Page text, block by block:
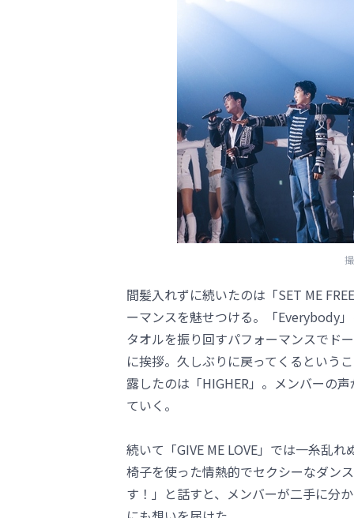
間髪入れずに続いたのは「SET ME
ーマンスを魅せつける。「Everybody
タオルを振り回すパフォーマンスでド
に挨拶。久しぶりに戻ってくるという
露したのは「HIGHER」。メンバーの
ていく。
続いて「GIVE ME LOVE」では一糸乱
椅子を使った情熱的でセクシーなダン
す！」と話すと、メンバーが二手に分